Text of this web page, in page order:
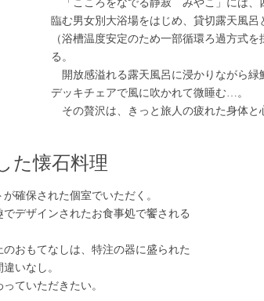
「こころをなでる静寂 みやこ」には、
臨む男女別大浴場をはじめ、貸切露天風
（浴槽温度安定のため一部循環ろ過方式
る。
開放感溢れる露天風呂に浸かりながら緑
デッキチェアで風に吹かれて微睡む…。
その贅沢は、きっと旅人の疲れた身体と
た懐石料理
確保された個室でいただく。
デザインされたお食事処で饗される
おもてなしは、特注の器に盛られた
いなし。
ていただきたい。